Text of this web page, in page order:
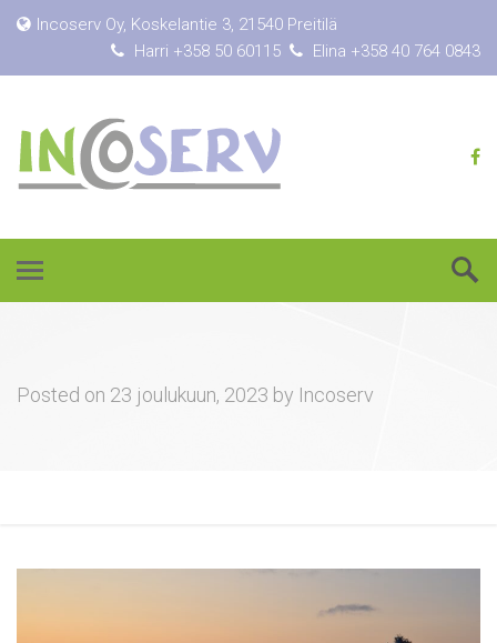
Incoserv Oy, Koskelantie 3, 21540 Preitilä
Harri +358 50 60115
Elina +358 40 764 0843
Posted on 23 joulukuun, 2023 by Incoserv